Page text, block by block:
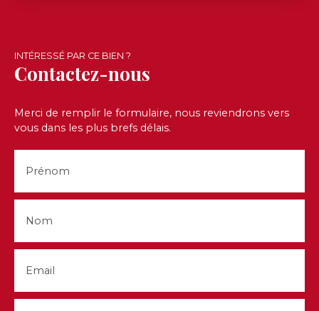
INTÉRESSÉ PAR CE BIEN ?
Contactez-nous
Merci de remplir le formulaire, nous reviendrons vers
vous dans les plus brefs délais.
Prénom
Nom
Email